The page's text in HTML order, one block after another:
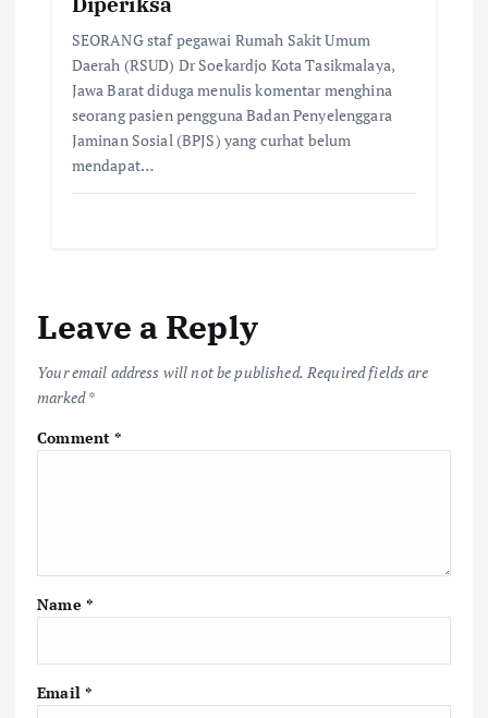
SEORANG staf pegawai Rumah Sakit Umum
Daerah (RSUD) Dr Soekardjo Kota Tasikmalaya,
Jawa Barat diduga menulis komentar menghina
seorang pasien pengguna Badan Penyelenggara
Jaminan Sosial (BPJS) yang curhat belum
mendapat…
Leave a Reply
Your email address will not be published. Required fields are
marked*
Comment*
Name *
Email *